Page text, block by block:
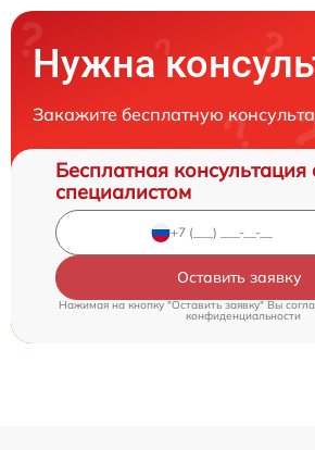
Нужна
Закажите бесплатную
Бесплатная консультация
специалистом
Оставить заявку
Нажимая на кнопку "Оставить заявку" Вы
конфиденциальности